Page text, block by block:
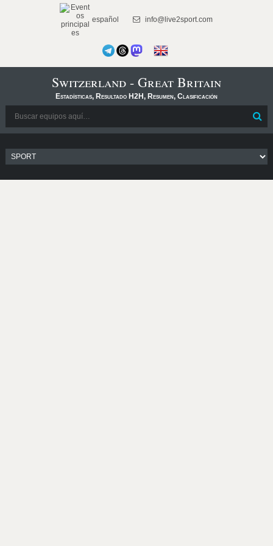
español info@live2sport.com
Switzerland - Great Britain
Estadísticas, Resultado H2H, Resumen, Clasificación